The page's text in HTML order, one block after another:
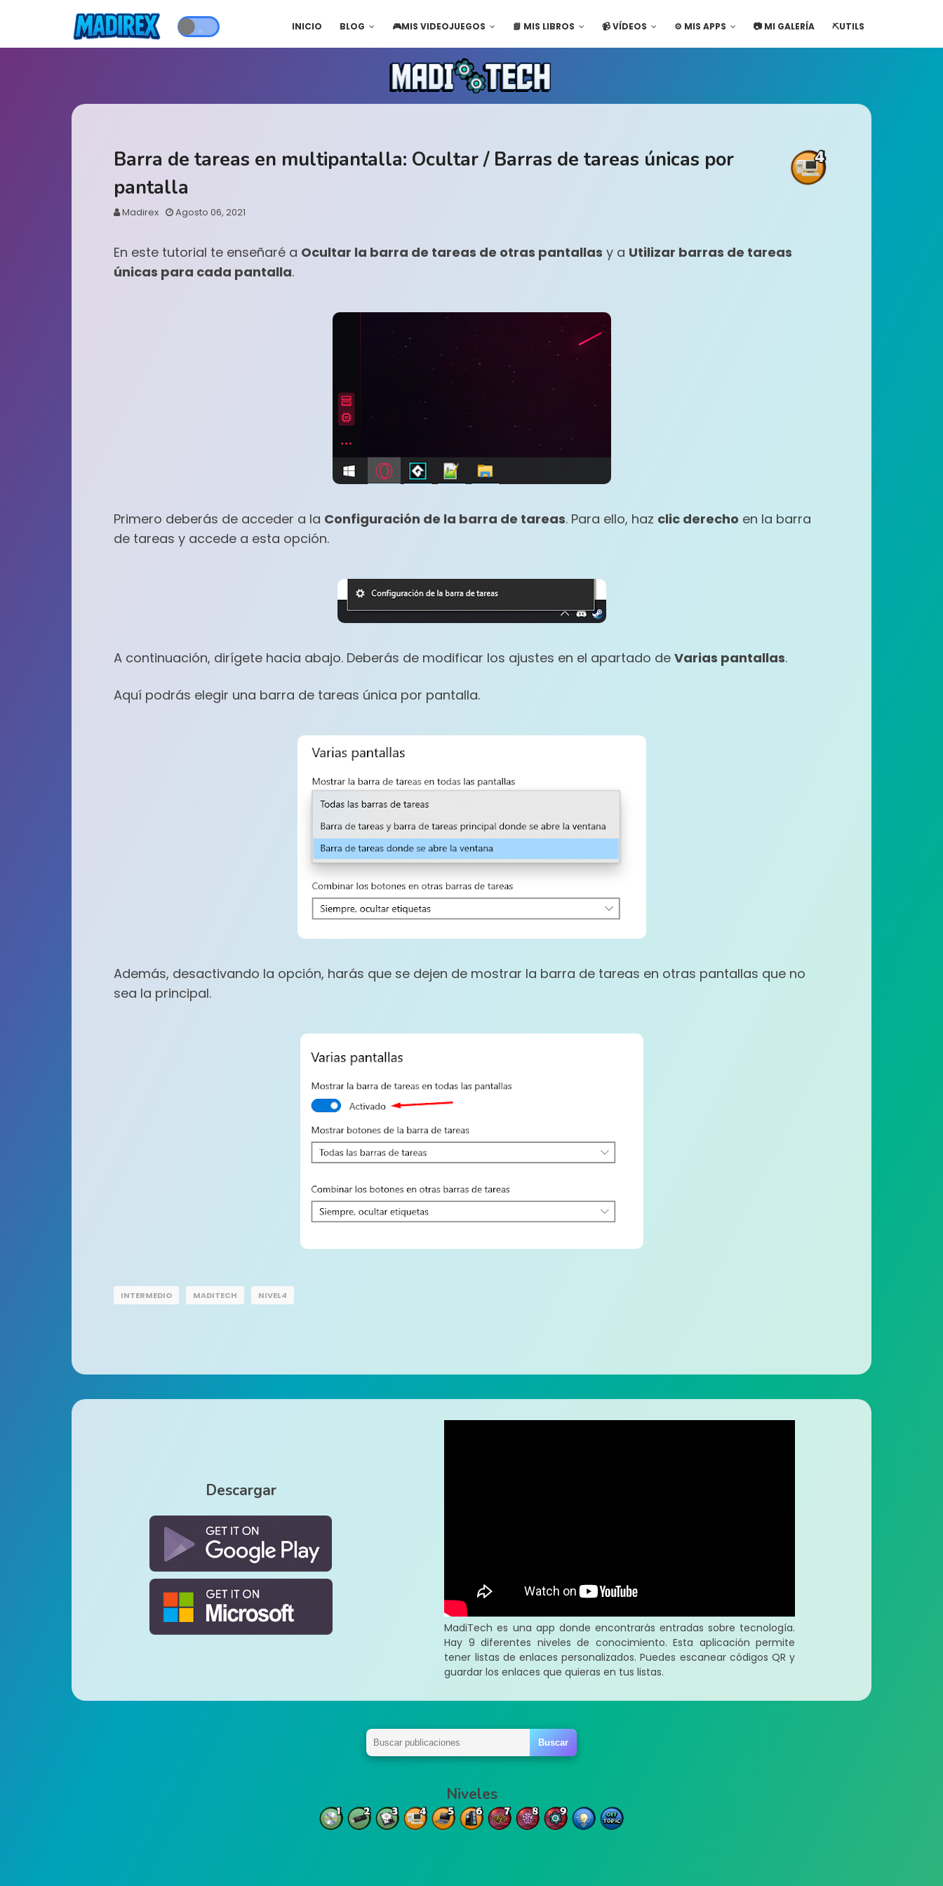
INICIO BLOG 🎮MIS VIDEOJUEGOS 📘 MIS LIBROS 📹 VÍDEOS ⚙️ MIS APPS 📷 MI GALERÍA ⛏️UTILS
Barra de tareas en multipantalla: Ocultar / Barras de tareas únicas por
pantalla
Madirex Agosto 06, 2021
En este tutorial te enseñaré a Ocultar la barra de tareas de otras pantallas y a Utilizar barras de tareas
únicas para cada pantalla.
Primero deberás de acceder a la Configuración de la barra de tareas. Para ello, haz clic derecho en la barra
de tareas y accede a esta opción.
A continuación, dirígete hacia abajo. Deberás de modificar los ajustes en el apartado de Varias pantallas.
Aquí podrás elegir una barra de tareas única por pantalla.
Además, desactivando la opción, harás que se dejen de mostrar la barra de tareas en otras pantallas que no
sea la principal.
INTERMEDIO MADITECH NIVEL4
Descargar
MadiTech es una app donde encontrarás entradas sobre tecnología.
Hay 9 diferentes niveles de conocimiento. Esta aplicación permite
tener listas de enlaces personalizados. Puedes escanear códigos QR y
guardar los enlaces que quieras en tus listas.
Niveles